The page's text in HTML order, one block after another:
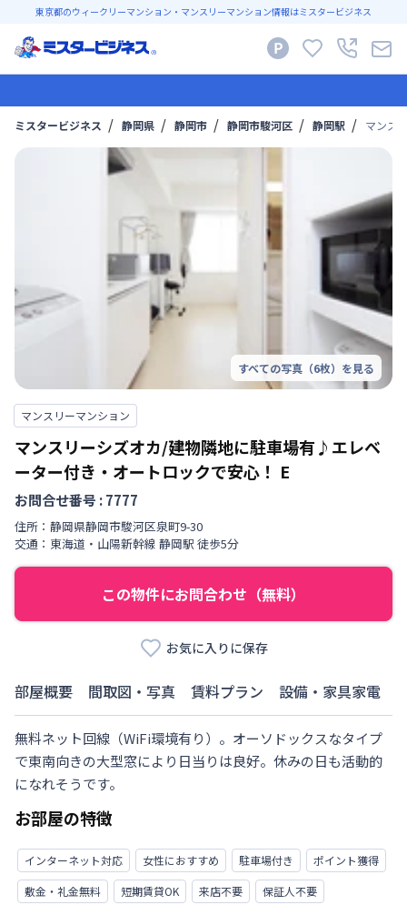
東京都のウィークリーマンション・マンスリーマンション情報はミスタービジネス
ミスタービジネス 静岡県 静岡市 静岡市駿河区 静岡駅 マンス
すべての写真（6枚）を見る
マンスリーマンション
マンスリーシズオカ/建物隣地に駐車場有♪エレベ
ーター付き・オートロックで安心！ E
お問合せ番号 :7777
住所： 静岡県静岡市駿河区泉町9-30
交通： 東海道・山陽新幹線 静岡駅 徒歩5分
この物件にお問合わせ（無料）
お気に入りに保存
部屋概要 間取図・写真 賃料プラン 設備・家具家電
無料ネット回線（WiFi環境有り）。オーソドックスなタイプ
で東南向きの大型窓により日当りは良好。休みの日も活動的
になれそうです。
お部屋の特徴
インターネット対応 女性におすすめ 駐車場付き
ポイント獲得
敷金・礼金無料
短期賃貸OK 来店不要 保証人不要